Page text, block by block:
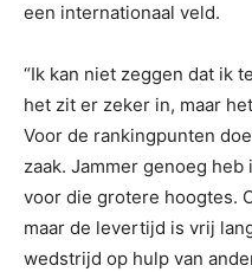
een internationaal veld.
“Ik kan niet zeggen dat ik
het zit er zeker in, maar
Voor de rankingpunten
zaak. Jammer genoeg
voor die grotere hoogtes.
maar de levertijd is vrij
wedstrijd op hulp van